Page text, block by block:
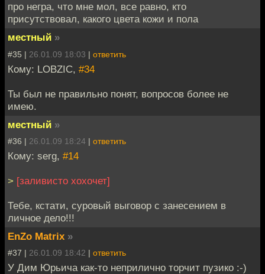
про негра, что мне мол, все равно, кто
присутствовал, какого цвета кожи и пола
местный »
#35 | 26.01.09 18:03 | ответить
Кому: LOBZIC, #34
Ты был не правильно понят, вопросов более не
имею.
местный »
#36 | 26.01.09 18:24 | ответить
Кому: serg, #14
> [заливисто хохочет]
Тебе, кстати, суровый выговор с занесением в
личное дело!!!
EnZo Matrix »
#37 | 26.01.09 18:42 | ответить
У Дим Юрьича как-то неприлично торчит пузико :-)